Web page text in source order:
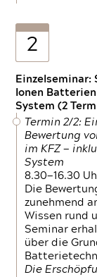
2
Ionen
System (2
Termin 2/2:
Bewertung
im KFZ —
System
8.30—16.30
Die
zunehmend
Wissen rund
Seminar
über die
Die